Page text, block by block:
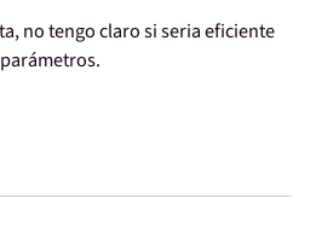
no tengo claro si seria eficiente